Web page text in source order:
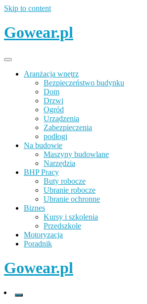
Skip to content
Gowear.pl
Aranżacja wnętrz
Bezpieczeństwo budynku
Dom
Drzwi
Ogród
Urządzenia
Zabezpieczenia
podłogi
Na budowie
Maszyny budowlane
Narzędzia
BHP Pracy
Buty robocze
Ubranie robocze
Ubranie ochronne
Biznes
Kursy i szkolenia
Przedszkole
Motoryzacja
Poradnik
Gowear.pl